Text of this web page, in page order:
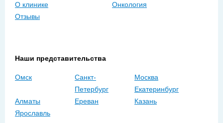
О клинике
Онкология
Отзывы
Наши представительства
Омск
Санкт-
Петербург
Москва
Екатеринбург
Алматы
Ереван
Казань
Ярославль